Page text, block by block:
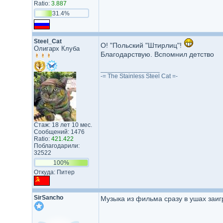
Ratio: 3.887
31.4%
Steel_Cat
Олигарх Клуба
Стаж: 18 лет 10 мес.
Сообщений: 1476
Ratio: 421.422
Поблагодарили:
32522
100%
Откуда: Питер
О! "Польский "Штирлиц"!
Благодарствую. Вспомнил детство
-= The Stainless Steel Cat =-
SirSancho Музыка из фильма сразу в ушах